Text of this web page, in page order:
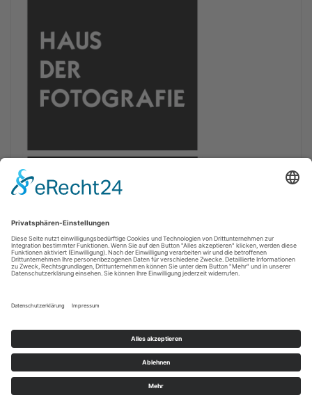
Copyright © 2011 - 2022 Nordfriesen.Info